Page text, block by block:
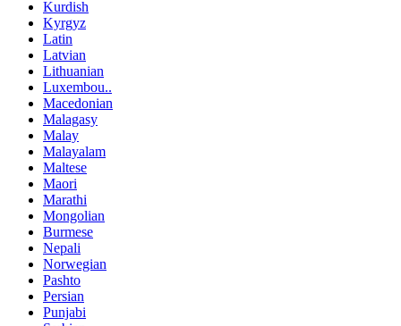
Kurdish
Kyrgyz
Latin
Latvian
Lithuanian
Luxembou..
Macedonian
Malagasy
Malay
Malayalam
Maltese
Maori
Marathi
Mongolian
Burmese
Nepali
Norwegian
Pashto
Persian
Punjabi